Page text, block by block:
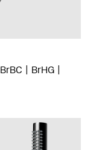
BrBC
BrHG